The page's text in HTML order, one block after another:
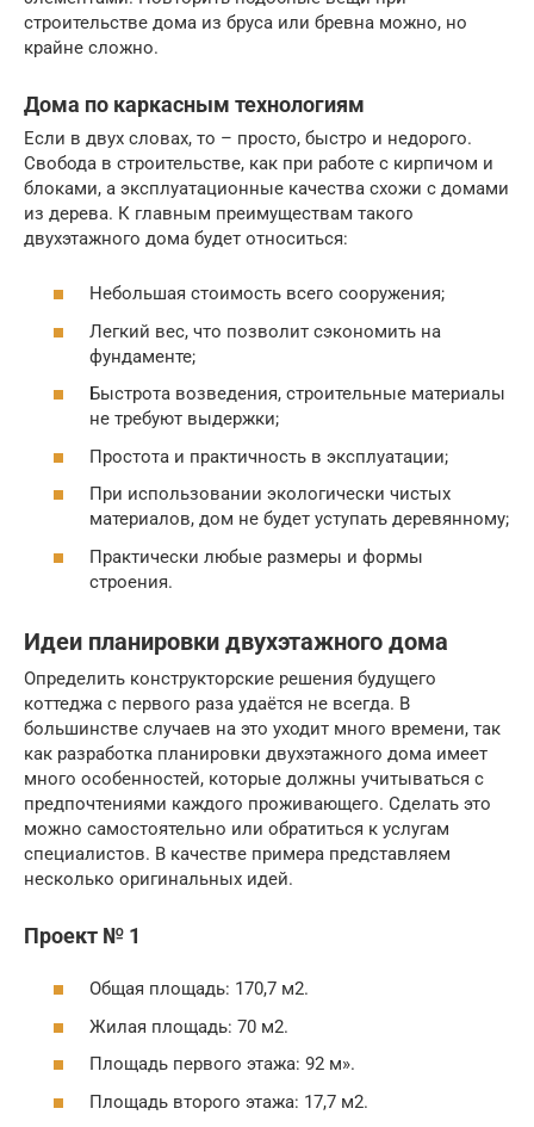
строительстве дома из бруса или бревна можно, но
крайне сложно.
Дома по каркасным технологиям
Если в двух словах, то – просто, быстро и недорого.
Свобода в строительстве, как при работе с кирпичом и
блоками, а эксплуатационные качества схожи с домами
из дерева. К главным преимуществам такого
двухэтажного дома будет относиться:
Небольшая стоимость всего сооружения;
Легкий вес, что позволит сэкономить на
фундаменте;
Быстрота возведения, строительные материалы
не требуют выдержки;
Простота и практичность в эксплуатации;
При использовании экологически чистых
материалов, дом не будет уступать деревянному;
Практически любые размеры и формы
строения.
Идеи планировки двухэтажного дома
Определить конструкторские решения будущего
коттеджа с первого раза удаётся не всегда. В
большинстве случаев на это уходит много времени, так
как разработка планировки двухэтажного дома имеет
много особенностей, которые должны учитываться с
предпочтениями каждого проживающего. Сделать это
можно самостоятельно или обратиться к услугам
специалистов. В качестве примера представляем
несколько оригинальных идей.
Проект № 1
Общая площадь: 170,7 м2.
Жилая площадь: 70 м2.
Площадь первого этажа: 92 м».
Площадь второго этажа: 17,7 м2.